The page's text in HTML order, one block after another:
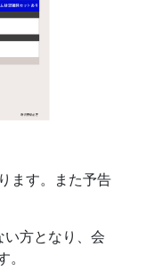
ます。また予告
方となり、会